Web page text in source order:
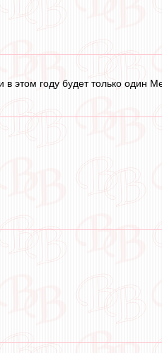
этом году будет только один